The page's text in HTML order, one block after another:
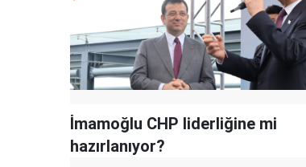
İmamoğlu CHP liderliğine mi
hazırlanıyor?